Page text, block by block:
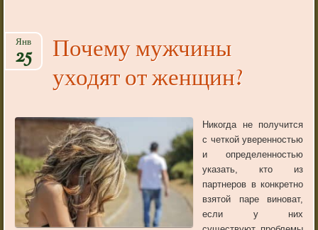
Почему мужчины
уходят от женщин?
Янв
25
Никогда не получится
с четкой уверенностью
и определенностью
указать, кто из
партнеров в конкретно
взятой паре виноват,
если у них